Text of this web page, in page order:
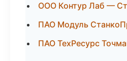
ООО Контур Лаб —
ПАО Модуль
ПАО ТехРесурс